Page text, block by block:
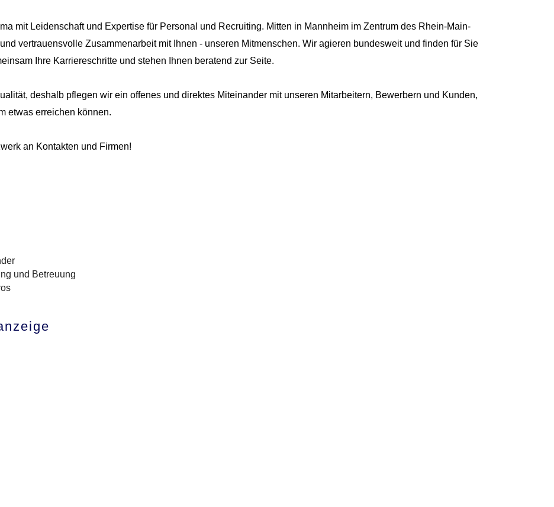
mit Leidenschaft und Expertise für Personal und Recruiting. Mitten in Mannheim im Zentrum des Rhein-Main-
vertrauensvolle Zusammenarbeit mit Ihnen - unseren Mitmenschen. Wir agieren bundesweit und finden für Sie
Ihre Karriereschritte und stehen Ihnen beratend zur Seite.
deshalb pflegen wir ein offenes und direktes Miteinander mit unseren Mitarbeitern, Bewerbern und Kunden,
etwas erreichen können.
an Kontakten und Firmen!
und Betreuung